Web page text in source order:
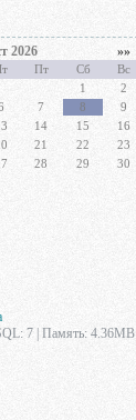
2026 »»
Пт Сб
Вс
1
2
7 8
9
14 15
16
21 22
23
28 29
30
7 | Память: 4.36MB